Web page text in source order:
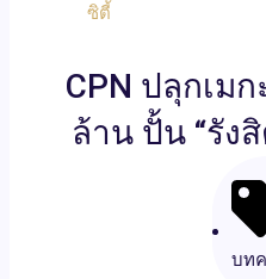
ซิตี้
CPN ปลุกเม
ล้าน ปั้น “รัง
บท